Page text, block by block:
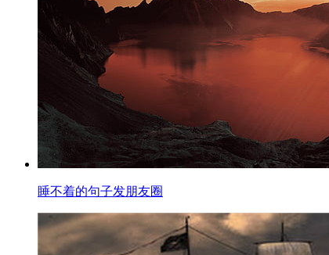
睡不着的句子发朋友圈